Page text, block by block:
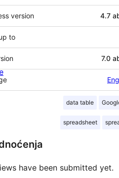
version 4.7
to
7.0
data table
spreadsheet
have been submitted yet.